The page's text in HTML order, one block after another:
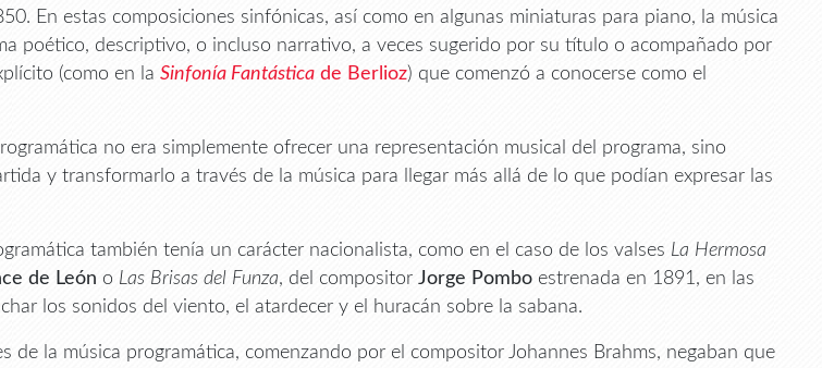
En estas composiciones sinfónicas, así como en algunas miniaturas para piano, la música
poético, descriptivo, o incluso narrativo, a veces sugerido por su título o acompañado por
(como en laSinfonía Fantástica de Berlioz) que comenzó a conocerse como el
no era simplemente ofrecer una representación musical del programa, sino
y transformarlo a través de la música para llegar más allá de lo que podían expresar las
también tenía un carácter nacionalista, como en el caso de los valses La Hermosa
de León o Las Brisas del Funza, del compositorJorge Pombo estrenada en 1891, en las
los sonidos del viento, el atardecer y el huracán sobre la sabana.
de la música programática, comenzando por el compositor Johannes Brahms, negaban que